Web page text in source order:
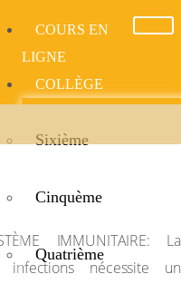
COURS EN
LIGNE
COLLÈGE
Sixième
Cinquème
Quatrième
IMMUNITAIRE: La
infections nécessite un